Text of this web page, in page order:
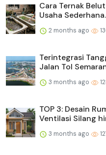
Cara Ternak
Usaha
2 months ago
Terintegrasi
Jalan Tol
3 months ago
TOP 3: Desain
Ventilasi Silang
3 months ago